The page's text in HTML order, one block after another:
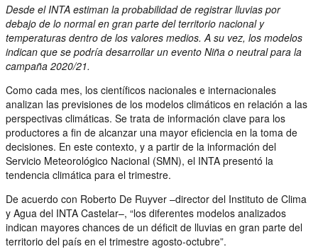
Desde el INTA estiman la probabilidad de registrar lluvias por
debajo de lo normal en gran parte del territorio nacional y
temperaturas dentro de los valores medios. A su vez, los modelos
indican que se podría desarrollar un evento Niña o neutral para la
campaña 2020/21.
Como cada mes, los científicos nacionales e internacionales
analizan las previsiones de los modelos climáticos en relación a las
perspectivas climáticas. Se trata de información clave para los
productores a fin de alcanzar una mayor eficiencia en la toma de
decisiones. En este contexto, y a partir de la información del
Servicio Meteorológico Nacional (SMN), el INTA presentó la
tendencia climática para el trimestre.
De acuerdo con Roberto De Ruyver –director del Instituto de Clima
y Agua del INTA Castelar–, “los diferentes modelos analizados
indican mayores chances de un déficit de lluvias en gran parte del
territorio del país en el trimestre agosto-octubre”.